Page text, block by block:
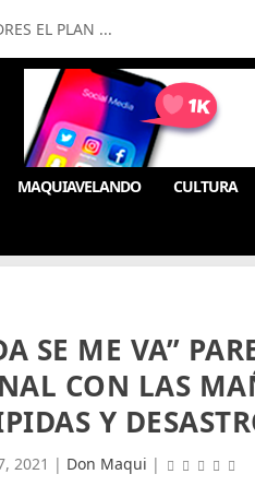
EL PLAN ...
MAQUIAVELANDO CULTURA
SE ME VA”
CON LAS
Y
2021 | Don Maqui |